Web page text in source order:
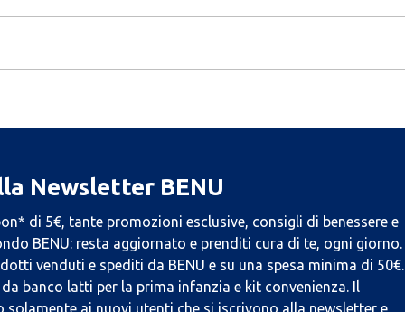
Newsletter BENU
di 5€, tante promozioni esclusive, consigli di benessere e
BENU: resta aggiornato e prenditi cura di te, ogni giorno.
venduti e spediti da BENU e su una spesa minima di 50€.
banco latti per la prima infanzia e kit convenienza. Il
solamente ai nuovi utenti che si iscrivono alla newsletter e